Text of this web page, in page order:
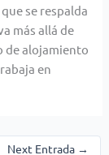
se respalda
más allá de
de alojamiento
en
Next Entrada →